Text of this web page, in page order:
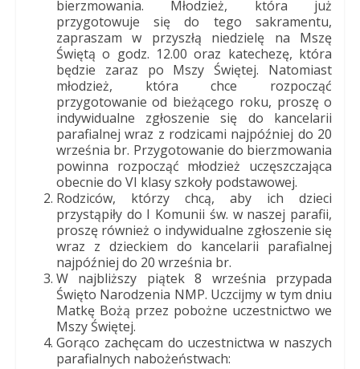
bierzmowania. Młodzież, która już
przygotowuje się do tego sakramentu,
zapraszam w przyszłą niedzielę na Mszę
Świętą o godz. 12.00 oraz katechezę, która
będzie zaraz po Mszy Świętej. Natomiast
młodzież, która chce rozpocząć
przygotowanie od bieżącego roku, proszę o
indywidualne zgłoszenie się do kancelarii
parafialnej wraz z rodzicami najpóźniej do 20
września br. Przygotowanie do bierzmowania
powinna rozpocząć młodzież uczęszczająca
obecnie do VI klasy szkoły podstawowej.
Rodziców, którzy chcą, aby ich dzieci
przystąpiły do I Komunii św. w naszej parafii,
proszę również o indywidualne zgłoszenie się
wraz z dzieckiem do kancelarii parafialnej
najpóźniej do 20 września br.
W najbliższy piątek 8 września przypada
Święto Narodzenia NMP. Uczcijmy w tym dniu
Matkę Bożą przez pobożne uczestnictwo we
Mszy Świętej.
Gorąco zachęcam do uczestnictwa w naszych
parafialnych nabożeństwach: